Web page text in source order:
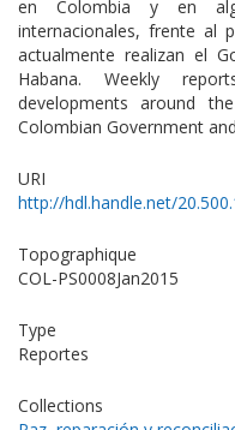
en Colombia y en
internacionales, frente al
actualmente realizan el
Habana. Weekly
developments around
Colombian Government
URI
http://hdl.handle.net/
Topographique
COL-PS0008Jan2015
Type
Reportes
Collections